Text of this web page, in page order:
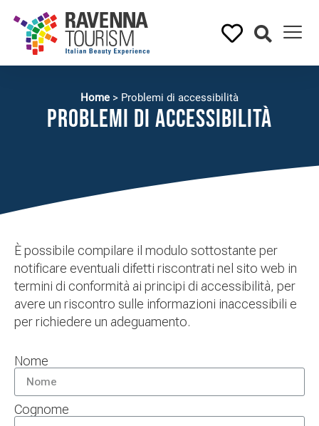
Home > Problemi di accessibilità
Problemi di accessibilità
È possibile compilare il modulo sottostante per
notificare eventuali difetti riscontrati nel sito web in
termini di conformità ai principi di accessibilità, per
avere un riscontro sulle informazioni inaccessibili e
per richiedere un adeguamento.
Nome
Cognome